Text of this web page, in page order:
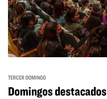
TERCER DOMINGO
Domingos destacados